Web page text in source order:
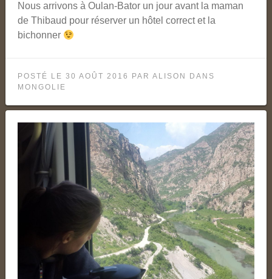
Nous arrivons à Oulan-Bator un jour avant la maman
de Thibaud pour réserver un hôtel correct et la
bichonner
POSTÉ LE 30 AOÛT 2016 PAR ALISON
DANS
MONGOLIE